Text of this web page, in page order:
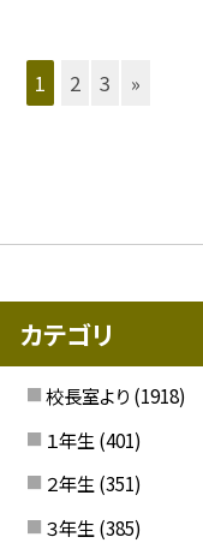
1 2 3 »
カテゴリ
校長室より (1918)
１年生 (401)
２年生 (351)
３年生 (385)